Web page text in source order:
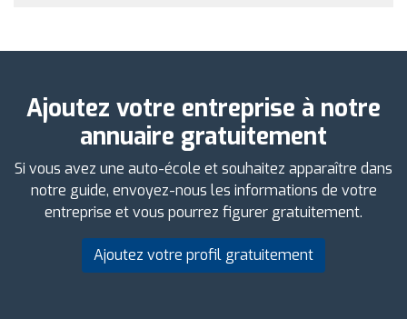
Ajoutez votre entreprise à notre
annuaire gratuitement
Si vous avez une auto-école et souhaitez apparaître dans
notre guide, envoyez-nous les informations de votre
entreprise et vous pourrez figurer gratuitement.
Ajoutez votre profil gratuitement